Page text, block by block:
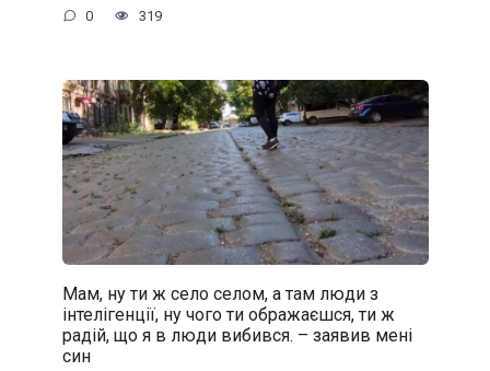
0 319
Мам, ну ти ж село селом, а там люди з
інтелігенції, ну чого ти ображаєшся, ти ж
радій, що я в люди вибився. – заявив мені
син